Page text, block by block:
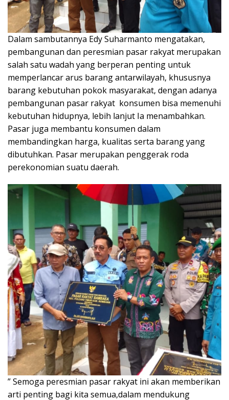
Dalam sambutannya Edy Suharmanto mengatakan,
pembangunan dan peresmian pasar rakyat merupakan
salah satu wadah yang berperan penting untuk
memperlancar arus barang antarwilayah, khususnya
barang kebutuhan pokok masyarakat, dengan adanya
pembangunan pasar rakyat konsumen bisa memenuhi
kebutuhan hidupnya, lebih lanjut Ia menambahkan.
Pasar juga membantu konsumen dalam
membandingkan harga, kualitas serta barang yang
dibutuhkan. Pasar merupakan penggerak roda
perekonomian suatu daerah.
” Semoga peresmian pasar rakyat ini akan memberikan
arti penting bagi kita semua,dalam mendukung